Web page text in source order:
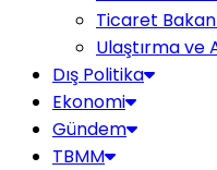
Ticaret
Ulaştırma ve
Dış Politika
Ekonomi
Gündem
TBMM